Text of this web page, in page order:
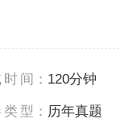
间 ： 120分钟
型 ： 历年真题